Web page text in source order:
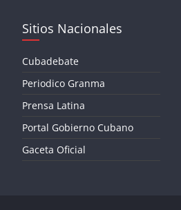
Sitios Nacionales
Cubadebate
Periodico Granma
Prensa Latina
Portal Gobierno Cubano
Gaceta Oficial